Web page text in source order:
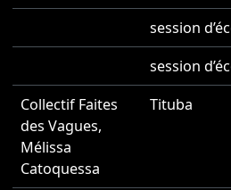
session
session
Collectif Faites
des Vagues,
Mélissa
Catoquessa
Tituba